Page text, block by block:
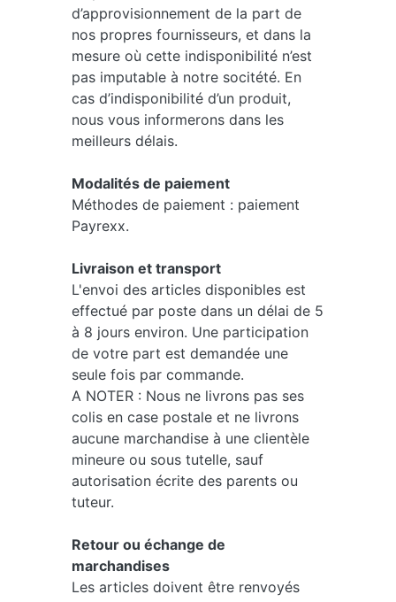
d’approvisionnement de la part de
nos propres fournisseurs, et dans la
mesure où cette indisponibilité n’est
pas imputable à notre socitété. En
cas d’indisponibilité d’un produit,
nous vous informerons dans les
meilleurs délais.
Modalités de paiement
Méthodes de paiement : paiement
Payrexx.
Livraison et transport
L'envoi des articles disponibles est
effectué par poste dans un délai de 5
à 8 jours environ. Une participation
de votre part est demandée une
seule fois par commande.
A NOTER : Nous ne livrons pas ses
colis en case postale et ne livrons
aucune marchandise à une clientèle
mineure ou sous tutelle, sauf
autorisation écrite des parents ou
tuteur.
Retour ou échange de
marchandises
Les articles doivent être renvoyés